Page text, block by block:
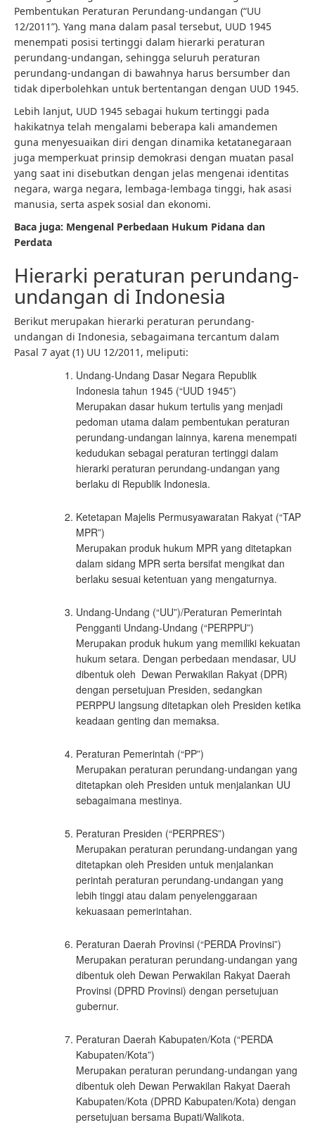
Pembentukan Peraturan Perundang-undangan (“UU
12/2011”). Yang mana dalam pasal tersebut, UUD 1945
menempati posisi tertinggi dalam hierarki peraturan
perundang-undangan, sehingga seluruh peraturan
perundang-undangan di bawahnya harus bersumber dan
tidak diperbolehkan untuk bertentangan dengan UUD 1945.
Lebih lanjut, UUD 1945 sebagai hukum tertinggi pada
hakikatnya telah mengalami beberapa kali amandemen
guna menyesuaikan diri dengan dinamika ketatanegaraan
juga memperkuat prinsip demokrasi dengan muatan pasal
yang saat ini disebutkan dengan jelas mengenai identitas
negara, warga negara, lembaga-lembaga tinggi, hak asasi
manusia, serta aspek sosial dan ekonomi.
Baca juga: Mengenal Perbedaan Hukum Pidana dan
Perdata
Hierarki peraturan perundang-
undangan di Indonesia
Berikut merupakan hierarki peraturan perundang-
undangan di Indonesia, sebagaimana tercantum dalam
Pasal 7 ayat (1) UU 12/2011, meliputi:
Undang-Undang Dasar Negara Republik
Indonesia tahun 1945 (“UUD 1945”)
Merupakan dasar hukum tertulis yang menjadi
pedoman utama dalam pembentukan peraturan
perundang-undangan lainnya, karena menempati
kedudukan sebagai peraturan tertinggi dalam
hierarki peraturan perundang-undangan yang
berlaku di Republik Indonesia.
Ketetapan Majelis Permusyawaratan Rakyat (“TAP
MPR”)
Merupakan produk hukum MPR yang ditetapkan
dalam sidang MPR serta bersifat mengikat dan
berlaku sesuai ketentuan yang mengaturnya.
Undang-Undang (“UU”)/Peraturan Pemerintah
Pengganti Undang-Undang (“PERPPU”)
Merupakan produk hukum yang memiliki kekuatan
hukum setara. Dengan perbedaan mendasar, UU
dibentuk oleh Dewan Perwakilan Rakyat (DPR)
dengan persetujuan Presiden, sedangkan
PERPPU langsung ditetapkan oleh Presiden ketika
keadaan genting dan memaksa.
Peraturan Pemerintah (“PP”)
Merupakan peraturan perundang-undangan yang
ditetapkan oleh Presiden untuk menjalankan UU
sebagaimana mestinya.
Peraturan Presiden (“PERPRES”)
Merupakan peraturan perundang-undangan yang
ditetapkan oleh Presiden untuk menjalankan
perintah peraturan perundang-undangan yang
lebih tinggi atau dalam penyelenggaraan
kekuasaan pemerintahan.
Peraturan Daerah Provinsi (“PERDA Provinsi”)
Merupakan peraturan perundang-undangan yang
dibentuk oleh Dewan Perwakilan Rakyat Daerah
Provinsi (DPRD Provinsi) dengan persetujuan
gubernur.
Peraturan Daerah Kabupaten/Kota (“PERDA
Kabupaten/Kota”)
Merupakan peraturan perundang-undangan yang
dibentuk oleh Dewan Perwakilan Rakyat Daerah
Kabupaten/Kota (DPRD Kabupaten/Kota) dengan
persetujuan bersama Bupati/Walikota.